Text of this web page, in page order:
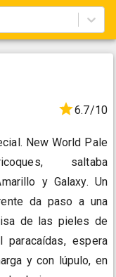
6.7/10
New World Pale
saltaba
y Galaxy. Un
da paso a una
de las pieles de
paracaídas, espera
y con lúpulo, en